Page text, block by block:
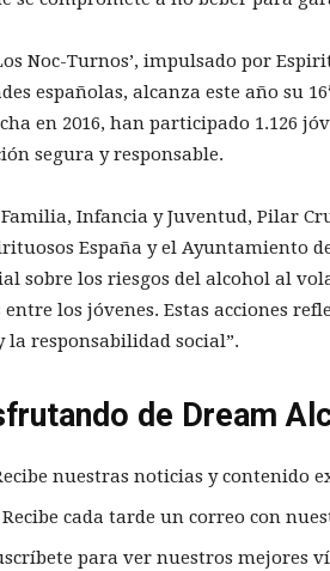
Noc-Turnos’, impulsado por
españolas, alcanza este año su
en 2016, han participado 1.126
segura y responsable.
Infancia y Juventud, Pilar
España y el Ayuntamiento
sobre los riesgos del alcohol al
entre los jóvenes. Estas acciones
la responsabilidad social”.
de Dream
nuestras noticias y contenido
Recibe cada tarde un correo con
para ver nuestros mejores